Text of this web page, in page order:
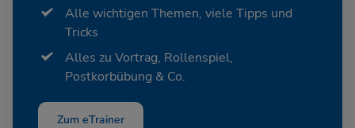
Alle wichtigen Themen, viele Tipps und
Tricks
Alles zu Vortrag, Rollenspiel,
Postkorbübung & Co.
Zum eTrainer